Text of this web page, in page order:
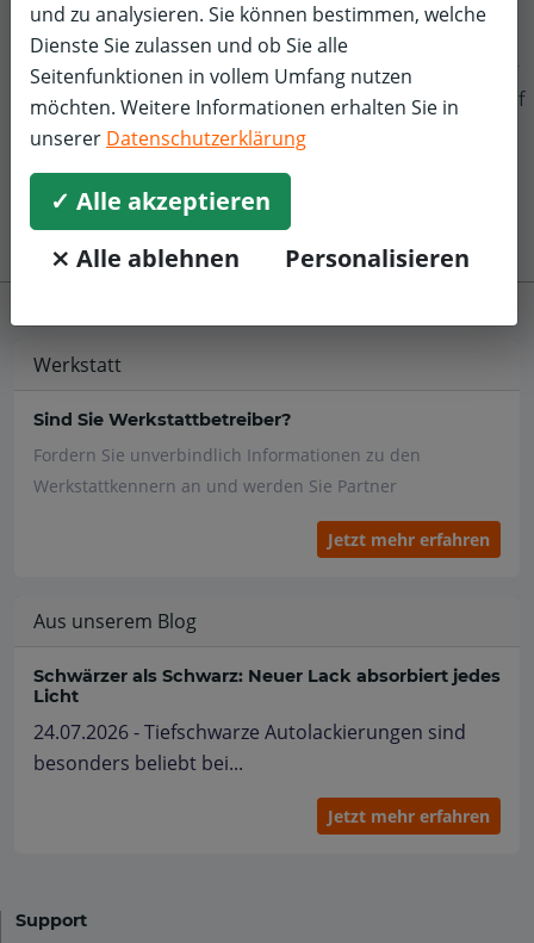
Werkstatt
Sind Sie Werkstattbetreiber?
Fordern Sie unverbindlich Informationen zu den
Werkstattkennern an und werden Sie Partner
Jetzt mehr erfahren
Aus unserem Blog
Schwärzer als Schwarz: Neuer Lack absorbiert jedes
Licht
24.07.2026 - Tiefschwarze Autolackierungen sind
besonders beliebt bei...
Jetzt mehr erfahren
Support
und zu analysieren. Sie können bestimmen, welche
Dienste Sie zulassen und ob Sie alle
Seitenfunktionen in vollem Umfang nutzen
möchten. Weitere Informationen erhalten Sie in
unserer Datenschutzerklärung
✓ Alle akzeptieren
⨯ Alle ablehnen
Personalisieren
f